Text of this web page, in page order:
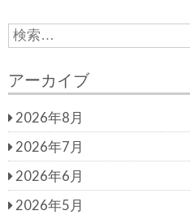
S
e
r
h
o
r:
アーカイブ
2026年8月
2026年7月
2026年6月
2026年5月